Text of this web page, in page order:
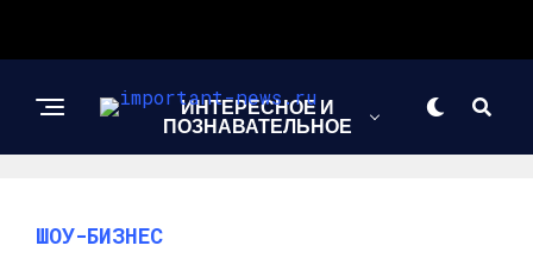
ИНТЕРЕСНОЕ И
ПОЗНАВАТЕЛЬНОЕ
ШОУ-БИЗНЕС